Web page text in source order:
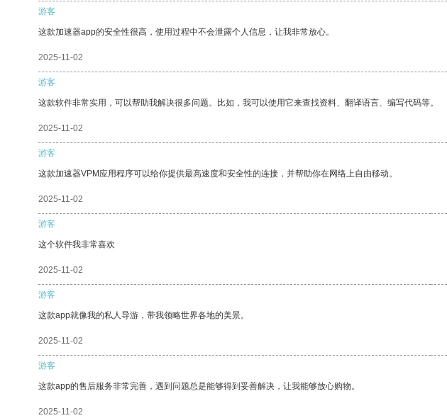
游客
这款加速器app的安全性很高，使用过程中不会泄露个人信息，让我非常放心。
2025-11-02
游客
这款软件非常实用，可以帮助我解决很多问题。比如，我可以使用它来查找资料、翻译语言、编写代码等。
2025-11-02
游客
这款加速器VPM应用程序可以给你提供最高速度和安全性的连接，并帮助你在网络上自由移动。
2025-11-02
游客
这个软件我非常喜欢
2025-11-02
游客
这款app就像我的私人导游，带我领略世界各地的美景。
2025-11-02
游客
这款app的售后服务非常完善，遇到问题总是能够得到妥善解决，让我能够放心购物。
2025-11-02